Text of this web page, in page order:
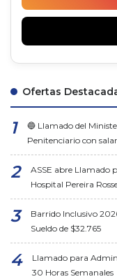
Ofertas
🔵 Llamado del
Penitenciario con
ASSE abre Llamado
Hospital Pereira
Barrido Inclusivo
Sueldo de $32.765
Llamado para
30 Horas Semanales